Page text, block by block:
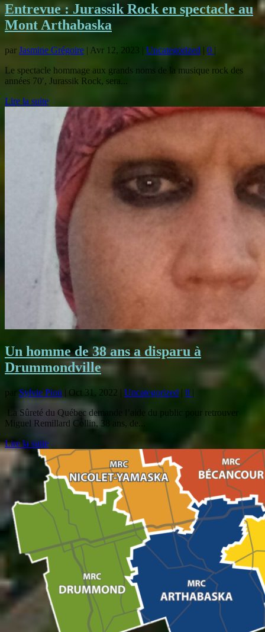
Entrevue : Jurassik Rock en spectacle au
Mont Arthabaska
par Jasmine Grégoire | Avr 12, 2023 | Uncategorized | 0 |
Le spectacle hommage aux grands noms de la musique rock des
années 70′, Jurassik Rock, sera...
Lire la suite
Un homme de 38 ans a disparu à
Drummondville
par Sylvie Pion | Oct 31, 2022 | Uncategorized | 0 |
La Sûreté du Québec demande l’aide du public pour retrouver
Miguel Remillard Collin, 38 ans, de...
Lire la suite